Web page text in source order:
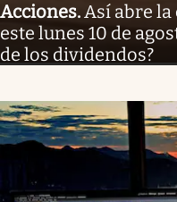
Acciones.Así abre
este lunes 10 de
de los dividendos?